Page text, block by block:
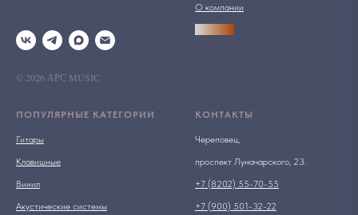
© 2026 АРС MUSIC
О компании
ПОПУЛЯРНЫЕ КАТЕГОРИИ
Гитары
Клавишные
Винил
Акустические системы
КОНТАКТЫ
Череповец,
проспект Луначарского, 23.
+7 (8202) 55-70-55
+7 (900) 501-32-22